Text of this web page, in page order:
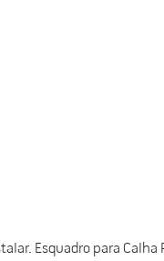
Esquadro para